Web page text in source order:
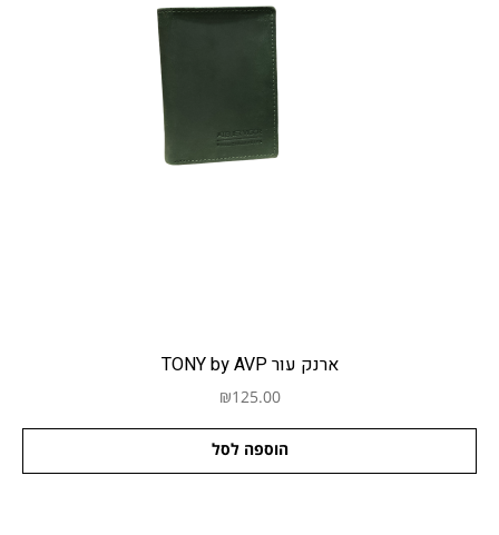
ארנק עור TONY by AVP
₪125.00
הוספה לסל